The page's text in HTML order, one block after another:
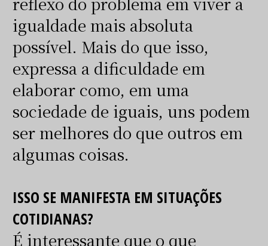
igualdade mais absoluta
possível. Mais do que isso,
expressa a dificuldade em
elaborar como, em uma
sociedade de iguais, uns podem
ser melhores do que outros em
algumas coisas.
ISSO SE MANIFESTA EM SITUAÇÕES
COTIDIANAS?
É interessante que o que